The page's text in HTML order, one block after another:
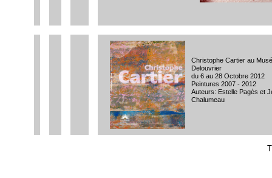
Christophe Cartier au
Delouvrier
du 6 au 28 Octobre 2012
Peintures 2007 - 2012
Auteurs: Estelle Pagès et
Chalumeau